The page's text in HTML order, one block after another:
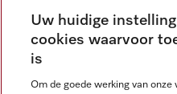
Vind jouw Miele Experience
Nieuwsbrief
Uw huidige
cookies waarvoor
is
Om de goede werking van